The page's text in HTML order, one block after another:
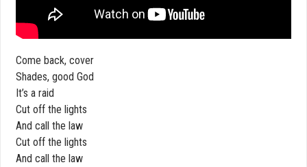
Come back, cover
Shades, good God
It’s a raid
Cut off the lights
And call the law
Cut off the lights
And call the law